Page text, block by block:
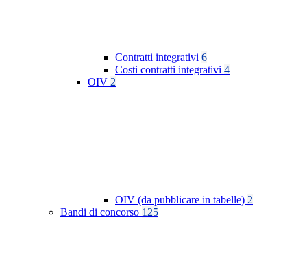
Contratti integrativi 6
Costi contratti integrativi 4
OIV 2
OIV (da pubblicare in tabelle) 2
Bandi di concorso 125